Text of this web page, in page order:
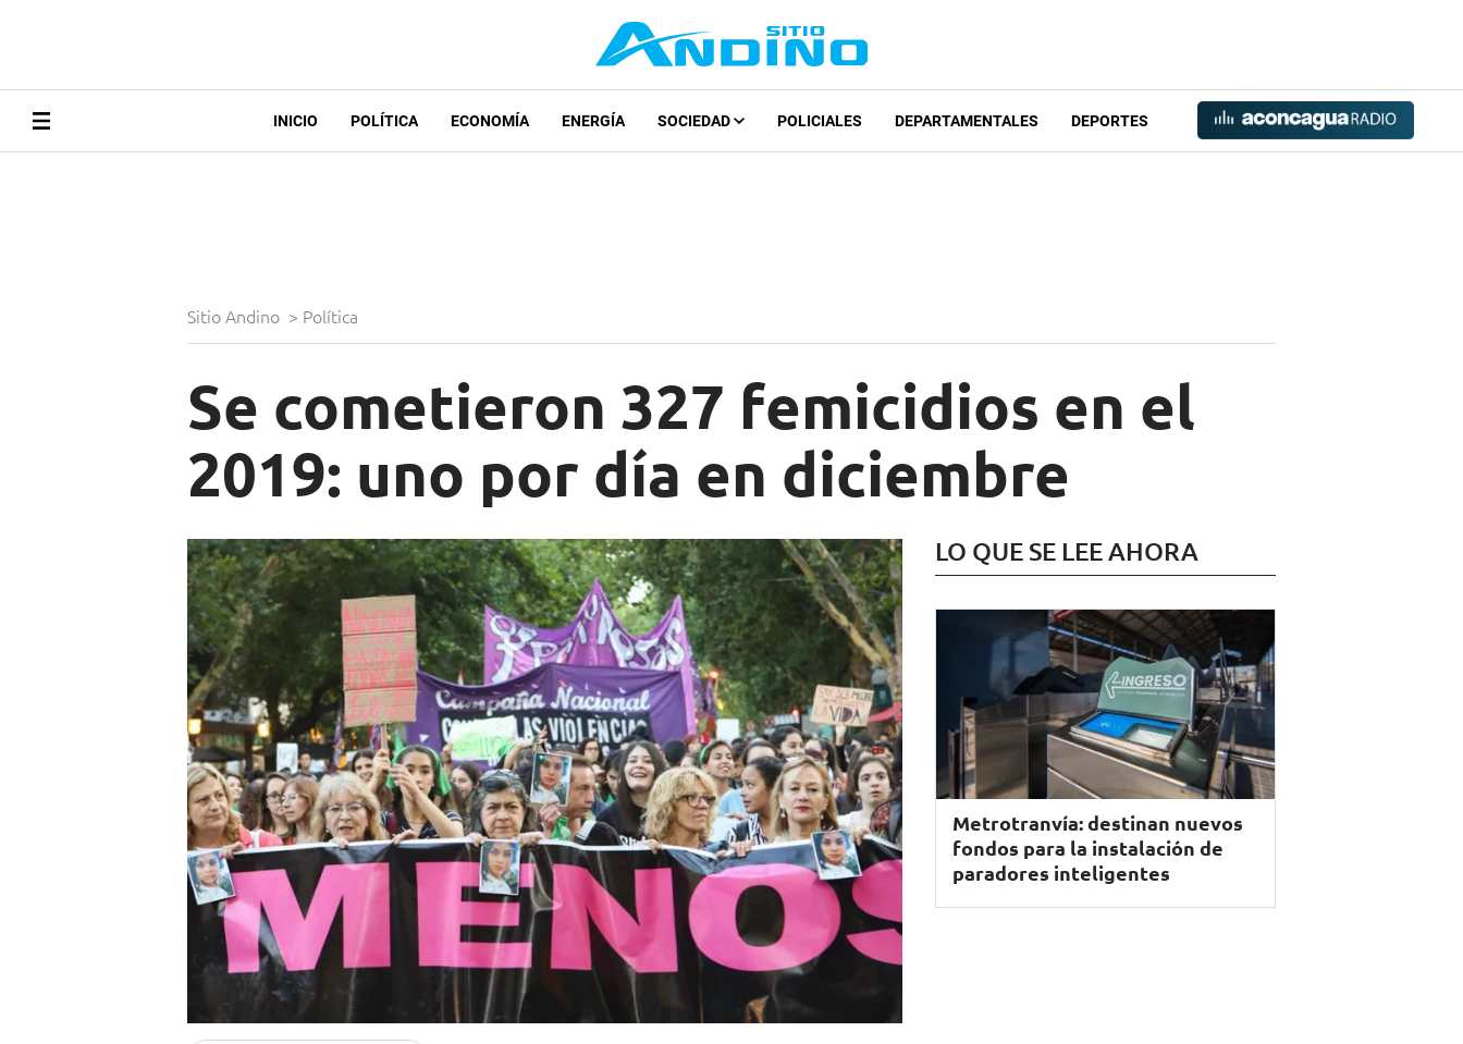
INICIO POLÍTICA ECONOMÍA ENERGÍA SOCIEDAD POLICIALES DEPARTAMENTALES DEPORTES
Sitio Andino > Política
Se cometieron 327 femicidios en el
2019: uno por día en diciembre
LO QUE SE LEE AHORA
Metrotranvía: destinan nuevos
fondos para la instalación de
paradores inteligentes